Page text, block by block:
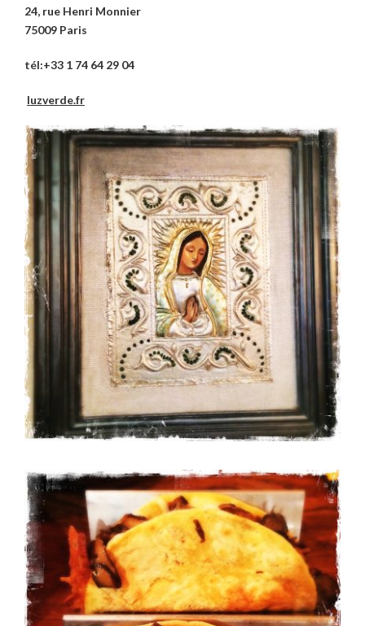
24, rue Henri Monnier
75009 Paris
tél:+33 1 74 64 29 04
luzverde.fr